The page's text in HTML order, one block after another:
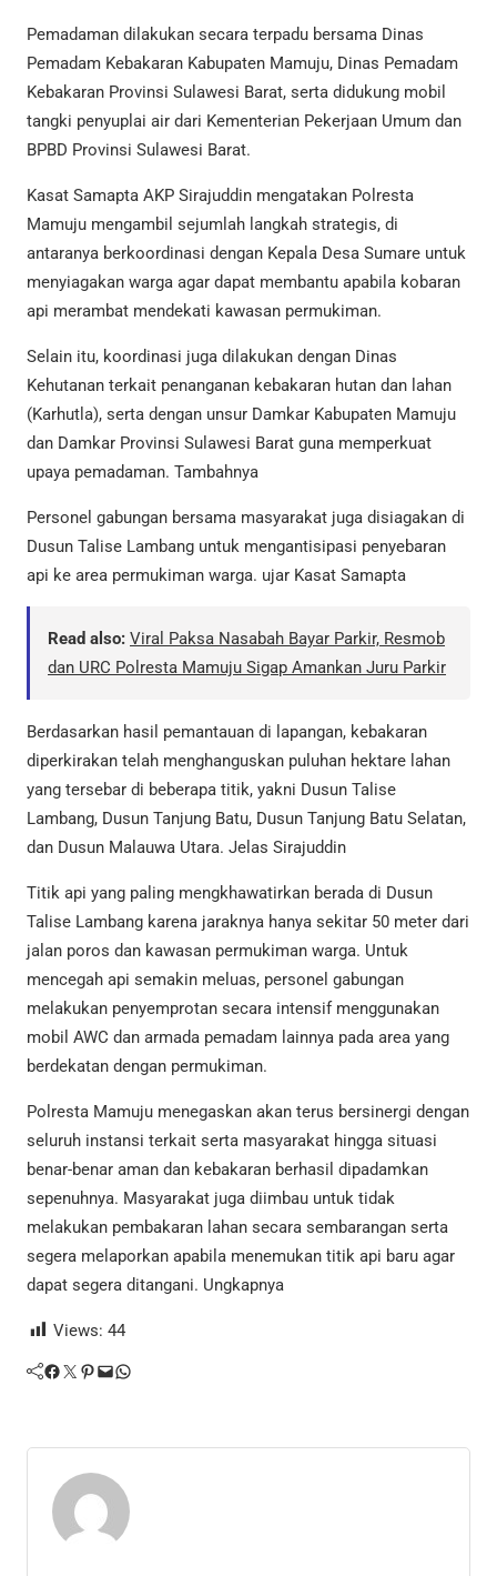
Pemadaman dilakukan secara terpadu bersama Dinas
Pemadam Kebakaran Kabupaten Mamuju, Dinas Pemadam
Kebakaran Provinsi Sulawesi Barat, serta didukung mobil
tangki penyuplai air dari Kementerian Pekerjaan Umum dan
BPBD Provinsi Sulawesi Barat.
Kasat Samapta AKP Sirajuddin mengatakan Polresta
Mamuju mengambil sejumlah langkah strategis, di
antaranya berkoordinasi dengan Kepala Desa Sumare untuk
menyiagakan warga agar dapat membantu apabila kobaran
api merambat mendekati kawasan permukiman.
Selain itu, koordinasi juga dilakukan dengan Dinas
Kehutanan terkait penanganan kebakaran hutan dan lahan
(Karhutla), serta dengan unsur Damkar Kabupaten Mamuju
dan Damkar Provinsi Sulawesi Barat guna memperkuat
upaya pemadaman. Tambahnya
Personel gabungan bersama masyarakat juga disiagakan di
Dusun Talise Lambang untuk mengantisipasi penyebaran
api ke area permukiman warga. ujar Kasat Samapta
Read also: Viral Paksa Nasabah Bayar Parkir, Resmob
dan URC Polresta Mamuju Sigap Amankan Juru Parkir
Berdasarkan hasil pemantauan di lapangan, kebakaran
diperkirakan telah menghanguskan puluhan hektare lahan
yang tersebar di beberapa titik, yakni Dusun Talise
Lambang, Dusun Tanjung Batu, Dusun Tanjung Batu Selatan,
dan Dusun Malauwa Utara. Jelas Sirajuddin
Titik api yang paling mengkhawatirkan berada di Dusun
Talise Lambang karena jaraknya hanya sekitar 50 meter dari
jalan poros dan kawasan permukiman warga. Untuk
mencegah api semakin meluas, personel gabungan
melakukan penyemprotan secara intensif menggunakan
mobil AWC dan armada pemadam lainnya pada area yang
berdekatan dengan permukiman.
Polresta Mamuju menegaskan akan terus bersinergi dengan
seluruh instansi terkait serta masyarakat hingga situasi
benar-benar aman dan kebakaran berhasil dipadamkan
sepenuhnya. Masyarakat juga diimbau untuk tidak
melakukan pembakaran lahan secara sembarangan serta
segera melaporkan apabila menemukan titik api baru agar
dapat segera ditangani. Ungkapnya
Views: 44
Facebook Twitter Pinterest Mail WhatsApp